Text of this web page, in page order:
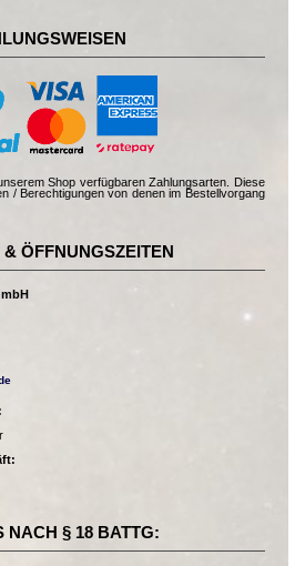
Shop verfügbaren Zahlungsarten. Diese
/ Berechtigungen von denen im Bestellvorgang
ÖFFNUNGSZEITEN
NACH § 18 BATTG: